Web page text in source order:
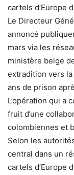
cartels d’Europe
Le Directeur
annoncé
mars via les
ministère belge
extradition vers
ans de prison
L’opération qui a
fruit d’une
colombiennes et
Selon les
central dans un
cartels d’Europe